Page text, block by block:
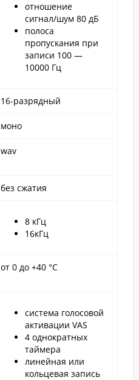
отношение
сигнал/шум 80 дБ
полоса
пропускания при
записи 100 —
10000 Гц
16-разрядный
моно
wav
без сжатия
8 кГц
16кГц
от 0 до +40 °С
система голосовой
активации VAS
4 однократных
таймера
линейная или
кольцевая запись